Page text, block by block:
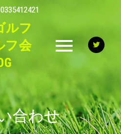
0335412421
ルフ
フ会
合わせ